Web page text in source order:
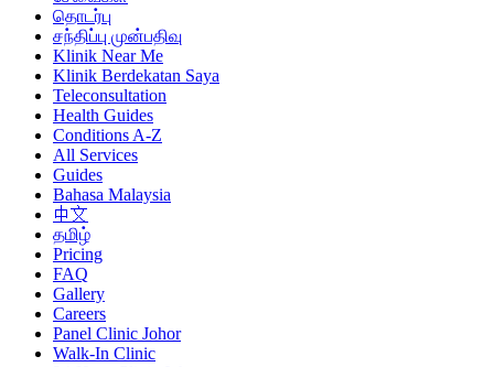
தொடர்பு
சந்திப்பு முன்பதிவு
Klinik Near Me
Klinik Berdekatan Saya
Teleconsultation
Health Guides
Conditions A-Z
All Services
Guides
Bahasa Malaysia
中文
தமிழ்
Pricing
FAQ
Gallery
Careers
Panel Clinic Johor
Walk-In Clinic